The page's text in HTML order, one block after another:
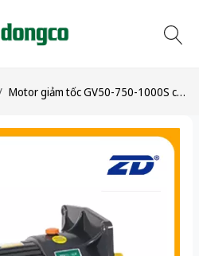
Motor giảm tốc GV50-750-1000S công suất 1HP (750W) 0,75kW 1/1000 kiểu lắp Mặt bích